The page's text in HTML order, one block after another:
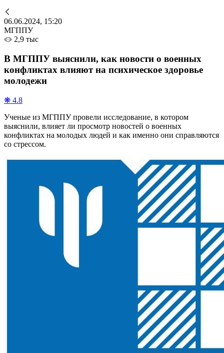
06.06.2024, 15:20
МГППУ
2,9 тыс
В МГППУ выяснили, как новости о военных
конфликтах влияют на психическое здоровье
молодежи
❋ 4.8
Ученые из МГППУ провели исследование, в котором
выяснили, влияет ли просмотр новостей о военных
конфликтах на молодых людей и как именно они справляются
со стрессом.